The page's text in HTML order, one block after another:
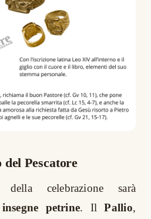
Pescatore
della celebrazione sarà
insegne petrine. Il Pallio,